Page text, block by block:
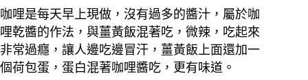
咖哩是每天早上現做，沒有過多的醬汁，屬於咖
哩乾醬的作法，與薑黃飯混著吃，微辣，吃起來
非常過癮，讓人邊吃邊冒汗，薑黃飯上面還加一
個荷包蛋，蛋白混著咖哩醬吃，更有味道。